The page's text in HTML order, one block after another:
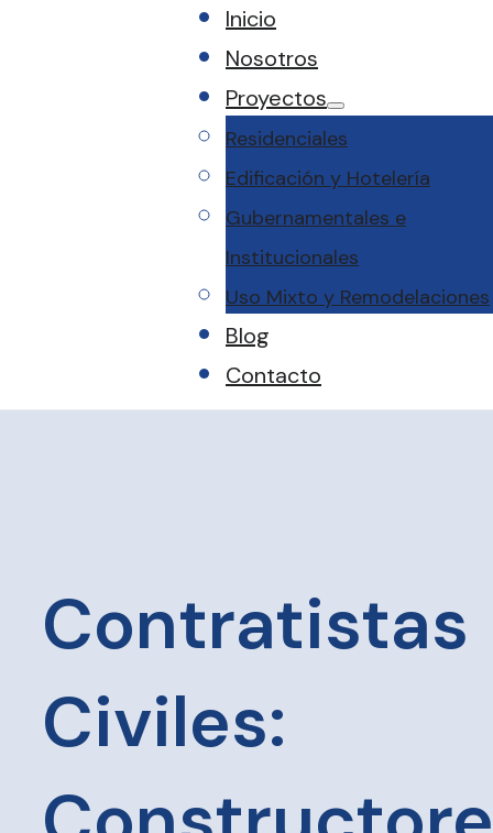
Inicio
Nosotros
Proyectos
Residenciales
Edificación y Hotelería
Gubernamentales e
Institucionales
Uso Mixto y Remodelaciones
Blog
Contacto
Contratistas
Civiles: